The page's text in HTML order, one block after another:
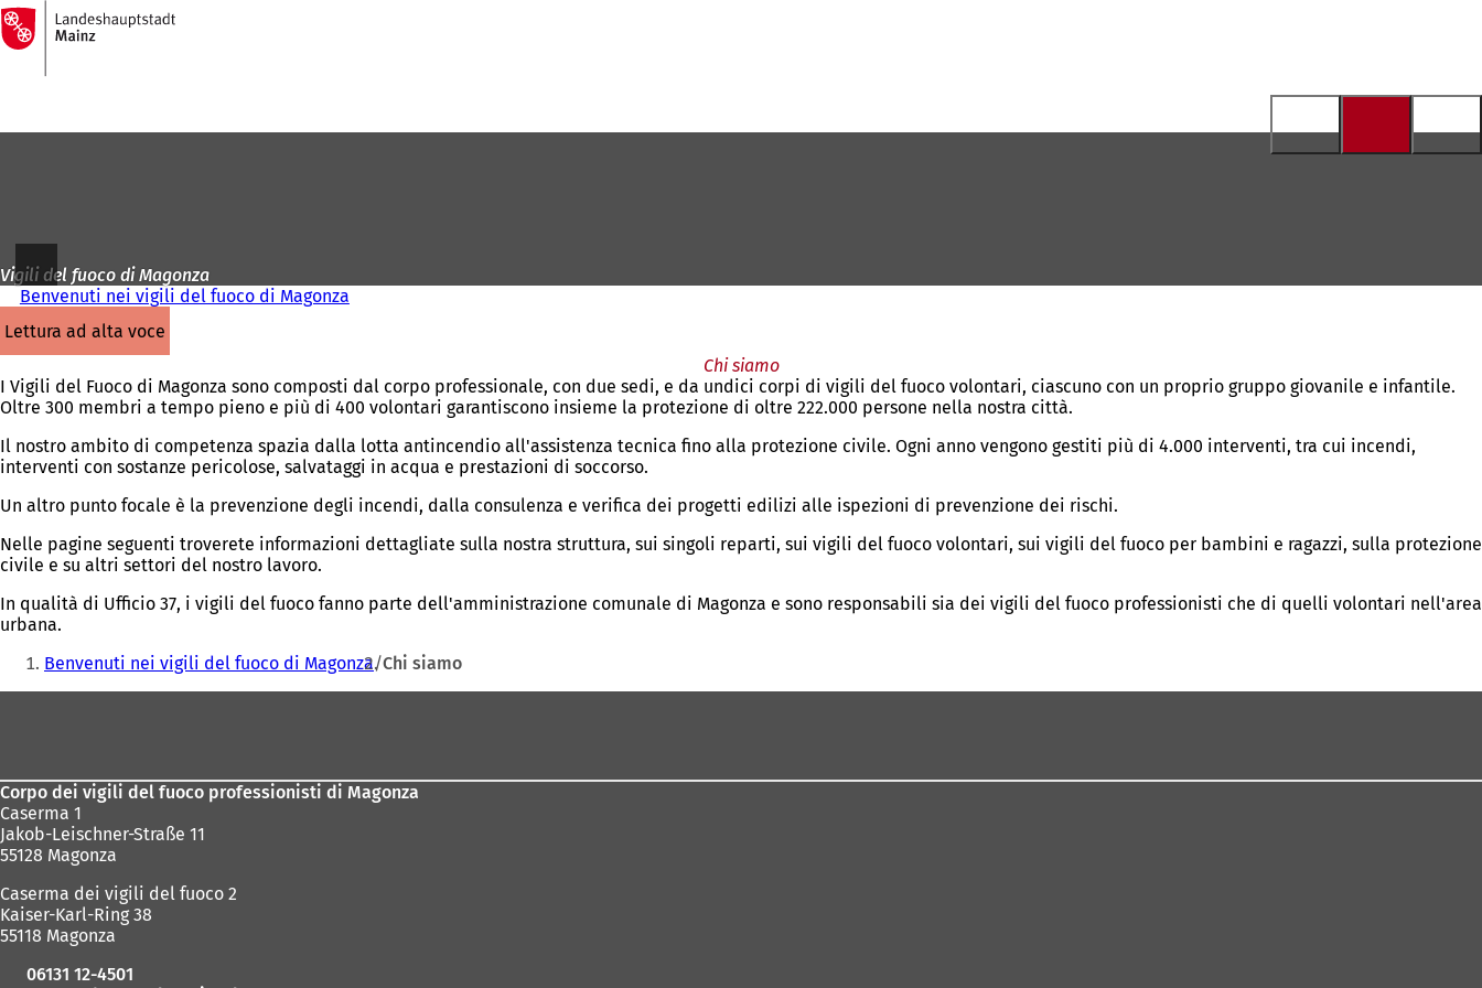
Vai al contenuto
Alla
pagina
iniziale
Vigili del fuoco di Magonza
Benvenuti nei vigili del fuoco di Magonza
lettura ad alta voce
Chi siamo
I Vigili del Fuoco di Magonza sono composti dal corpo professionale, con due sedi, e da undici corpi di vigili del fuoco volontari, ciascuno con un proprio gruppo giovanile e infantile.
Oltre 300 membri a tempo pieno e più di 400 volontari garantiscono insieme la protezione di oltre 222.000 persone nella nostra città.
Il nostro ambito di competenza spazia dalla lotta antincendio all'assistenza tecnica fino alla protezione civile. Ogni anno vengono gestiti più di 4.000 interventi, tra cui incendi,
interventi con sostanze pericolose, salvataggi in acqua e prestazioni di soccorso.
Un altro punto focale è la prevenzione degli incendi, dalla consulenza e verifica dei progetti edilizi alle ispezioni di prevenzione dei rischi.
Nelle pagine seguenti troverete informazioni dettagliate sulla nostra struttura, sui singoli reparti, sui vigili del fuoco volontari, sui vigili del fuoco per bambini e ragazzi, sulla protezione
civile e su altri settori del nostro lavoro.
In qualità di Ufficio 37, i vigili del fuoco fanno parte dell'amministrazione comunale di Magonza e sono responsabili sia dei vigili del fuoco professionisti che di quelli volontari nell'area
urbana.
Siete
qui:
Benvenuti nei vigili del fuoco di Magonza Chi siamo
Corpo dei vigili del fuoco professionisti di Magonza
Caserma 1
Jakob-Leischner-Straße 11
55128 Magonza
Caserma dei vigili del fuoco 2
Kaiser-Karl-Ring 38
55118 Magonza
06131 12-4501